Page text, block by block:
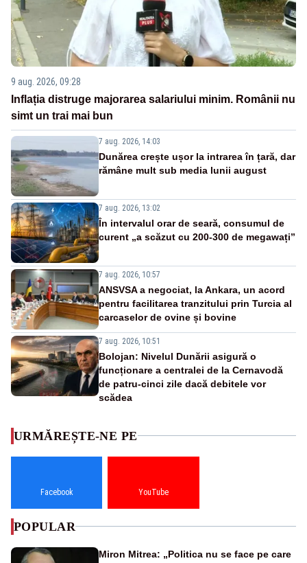
9 aug. 2026, 09:28
Inflația distruge majorarea salariului minim. Românii nu
simt un trai mai bun
7 aug. 2026, 14:03
Dunărea crește ușor la intrarea în țară, dar
rămâne mult sub media lunii august
7 aug. 2026, 13:02
În intervalul orar de seară, consumul de
curent „a scăzut cu 200-300 de megawați”
7 aug. 2026, 10:57
ANSVSA a negociat, la Ankara, un acord
pentru facilitarea tranzitului prin Turcia al
carcaselor de ovine și bovine
7 aug. 2026, 10:51
Bolojan: Nivelul Dunării asigură o
funcționare a centralei de la Cernavodă
de patru-cinci zile dacă debitele vor
scădea
URMĂREȘTE-NE PE
Facebook YouTube
POPULAR
Miron Mitrea: „Politica nu se face pe care